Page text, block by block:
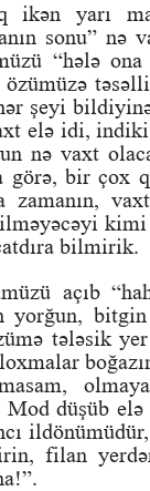
ikən yarı
sonu” nə
“hələ
özümüzə
şeyi
elə idi,
nə vaxt
görə, bir çox
zamanın,
bilmirik.
açıb
tələsik
düşüb
filan